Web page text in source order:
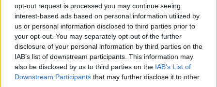
opt-out request is processed you may continue seeing
interest-based ads based on personal information utilized by
us or personal information disclosed to third parties prior to
your opt-out. You may separately opt-out of the further
disclosure of your personal information by third parties on the
IAB’s list of downstream participants. This information may
also be disclosed by us to third parties on the IAB’s List of
Downstream Participants that may further disclose it to other
Continua a leggere
BELLEZZA